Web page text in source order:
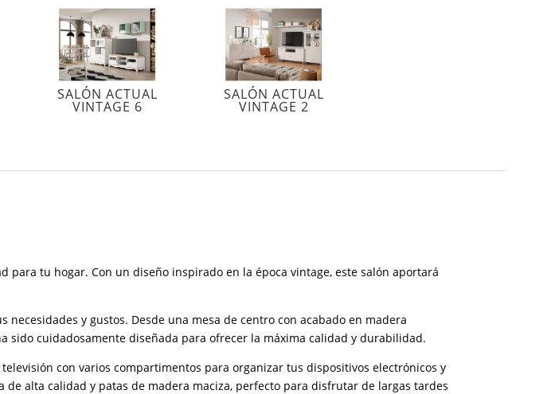
SALÓN ACTUAL
VINTAGE 6
SALÓN ACTUAL
VINTAGE 2
para tu hogar. Con un diseño inspirado en la época vintage, este salón aportará
y gustos. Desde una mesa de centro con acabado en madera
sido cuidadosamente diseñada para ofrecer la máxima calidad y durabilidad.
con varios compartimentos para organizar tus dispositivos electrónicos y
alta calidad y patas de madera maciza, perfecto para disfrutar de largas tardes